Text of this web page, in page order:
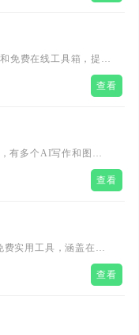
经理网址导航,交互设
品设计书签。
免费在线工具箱，提供
、水印、二维码、
、网络查询和常用查看
有多个AI写作和图片
章，PPT大纲等，支持
查看
实用工具，涵盖在线
工具合集, 生活工具, 工
费高效无广告，满足您查看